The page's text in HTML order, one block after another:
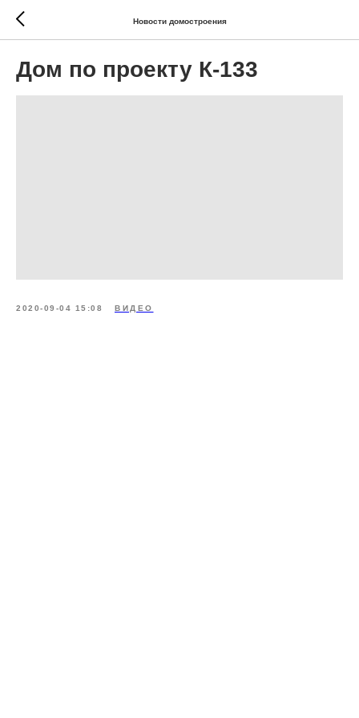
Новости домостроения
Дом по проекту К-133
2020-09-04 15:08 ВИДЕО